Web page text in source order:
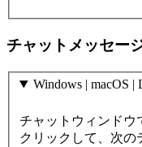
チャットメッセー
Windows | macOS |
チャットウィンドウ
クリックして、次の